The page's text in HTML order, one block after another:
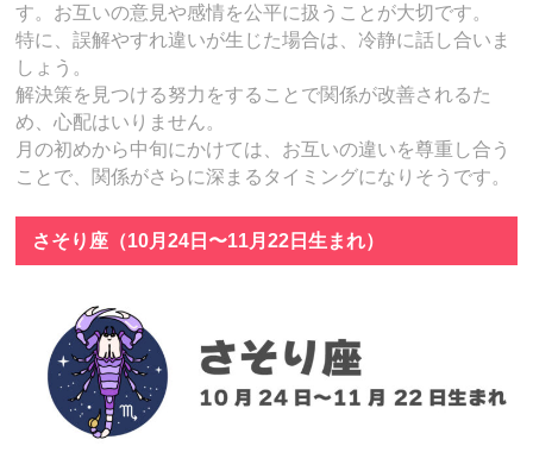
す。お互いの意見や感情を公平に扱うことが大切です。
特に、誤解やすれ違いが生じた場合は、冷静に話し合いま
しょう。
解決策を見つける努力をすることで関係が改善されるた
め、心配はいりません。
月の初めから中旬にかけては、お互いの違いを尊重し合う
ことで、関係がさらに深まるタイミングになりそうです。
さそり座（10月24日〜11月22日生まれ）